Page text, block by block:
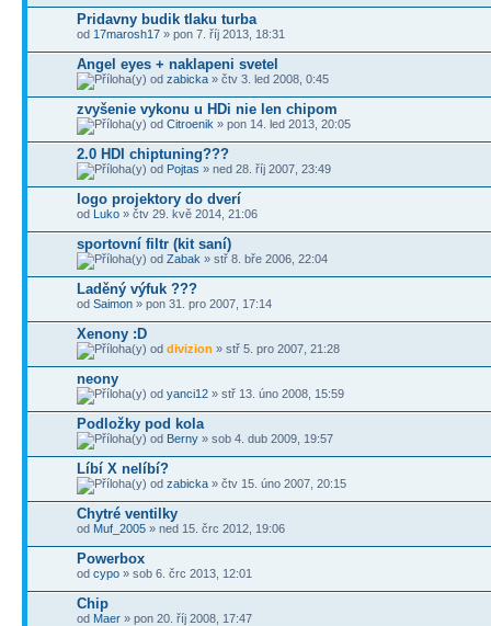
Pridavny budik tlaku turba
od 17marosh17 » pon 7. říj 2013, 18:31
Angel eyes + naklapeni svetel
od zabicka » čtv 3. led 2008, 0:45
zvyšenie vykonu u HDi nie len chipom
od Citroenik » pon 14. led 2013, 20:05
2.0 HDI chiptuning???
od Pojtas » ned 28. říj 2007, 23:49
logo projektory do dverí
od Luko » čtv 29. kvě 2014, 21:06
sportovní filtr (kit saní)
od Zabak » stř 8. bře 2006, 22:04
Laděný výfuk ???
od Saimon » pon 31. pro 2007, 17:14
Xenony :D
od divizion » stř 5. pro 2007, 21:28
neony
od yanci12 » stř 13. úno 2008, 15:59
Podložky pod kola
od Berny » sob 4. dub 2009, 19:57
Líbí X nelíbí?
od zabicka » čtv 15. úno 2007, 20:15
Chytré ventilky
od Muf_2005 » ned 15. črc 2012, 19:06
Powerbox
od cypo » sob 6. črc 2013, 12:01
Chip
od Maer » pon 20. říj 2008, 17:47